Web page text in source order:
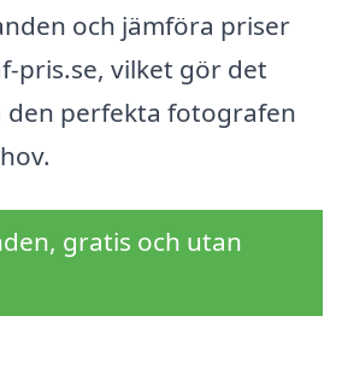
och jämföra priser
pris.se, vilket gör det
perfekta fotografen
gratis och utan